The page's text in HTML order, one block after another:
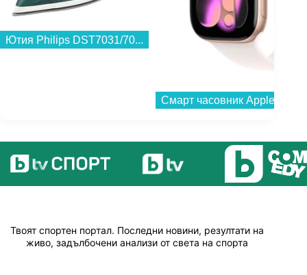
Ютия Philips DST7031/70...
Твоят спортен портал. Последни новини, резултати на
живо, задълбочени анализи от света на спорта